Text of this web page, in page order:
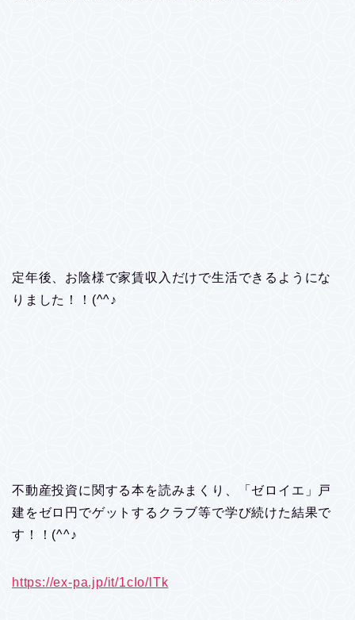
定年後、お陰様で家賃収入だけで生活できるようにな
りました！！(^^♪
不動産投資に関する本を読みまくり、「ゼロイエ」戸
建をゼロ円でゲットするクラブ等で学び続けた結果で
す！！(^^♪
https://ex-pa.jp/it/1cIo/lTk